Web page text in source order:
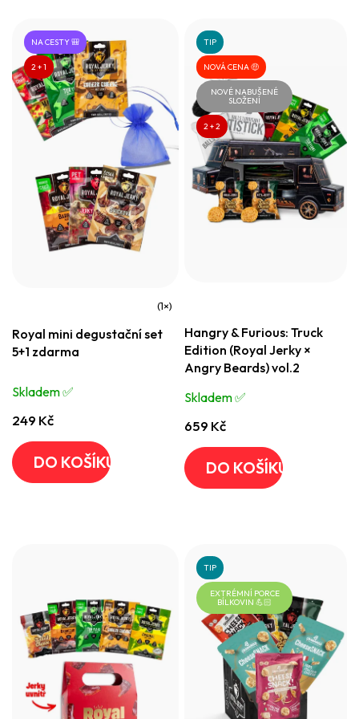
NA CESTY 🎒
2 + 1
hodnocení
produktu
z
5
hvězdiček.
Royal mini degustační set
5+1 zdarma
Skladem ✅️
249 Kč
DO KOŠÍKU
TIP
NOVÁ CENA 🤑
NOVÉ NABUŠENÉ
SLOŽENÍ
2 + 2
Hangry & Furious: Truck
Edition (Royal Jerky ×
Angry Beards) vol.2
Skladem ✅️
659 Kč
DO KOŠÍKU
TIP
EXTRÉMNÍ PORCE
BÍLKOVIN 💪🏻